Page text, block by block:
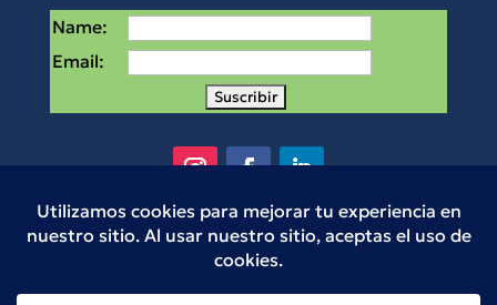
Name:
Email:
Small Places es una organización sin fines de
lucro 501(c)3 en Houston, Texas. © Small